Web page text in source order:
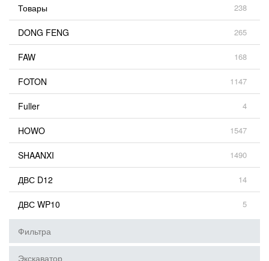
Товары
238
DONG FENG 265
FAW 168
FOTON 1147
Fuller 4
HOWO 1547
SHAANXI 1490
ДВС D12 14
ДВС WP10 5
Фильтра
Экскаватор